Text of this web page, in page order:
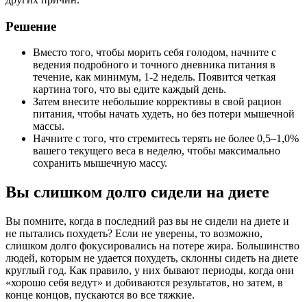
Решение
Вместо того, чтобы морить себя голодом, начните с
ведения подробного и точного дневника питания в
течение, как минимум, 1-2 недель. Появится четкая
картина того, что вы едите каждый день.
Затем внесите небольшие коррективы в свой рацион
питания, чтобы начать худеть, но без потери мышечной
массы.
Начните с того, что стремитесь терять не более 0,5–1,0%
вашего текущего веса в неделю, чтобы максимально
сохранить мышечную массу.
Вы слишком долго сидели на диете
Вы помните, когда в последний раз вы не сидели на диете и
не пытались похудеть? Если не уверены, то возможно,
слишком долго фокусировались на потере жира. Большинство
людей, которым не удается похудеть, склонны сидеть на диете
круглый год. Как правило, у них бывают периоды, когда они
«хорошо себя ведут» и добиваются результатов, но затем, в
конце концов, пускаются во все тяжкие.